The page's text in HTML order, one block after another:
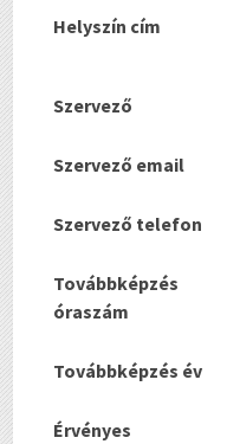
Helyszín cím
Szervező
Szervező email
Szervező telefon
Továbbképzés
óraszám
Továbbképzés év
Érvényes